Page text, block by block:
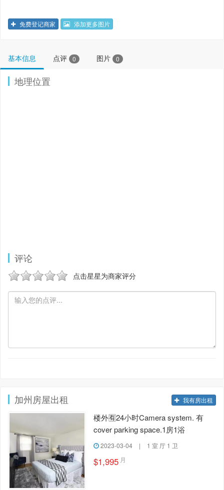
免费登记商家 添加更多图片
基本信息 点评 0 图片 0
地理位置
评论
点击星星为商家评分
加州房屋出租 我有房出租
楼外🈶️24小时Camera system. 有
cover parking space.1房1浴
2023-03-04 | 1 室 厅 1 卫
$1,995 月